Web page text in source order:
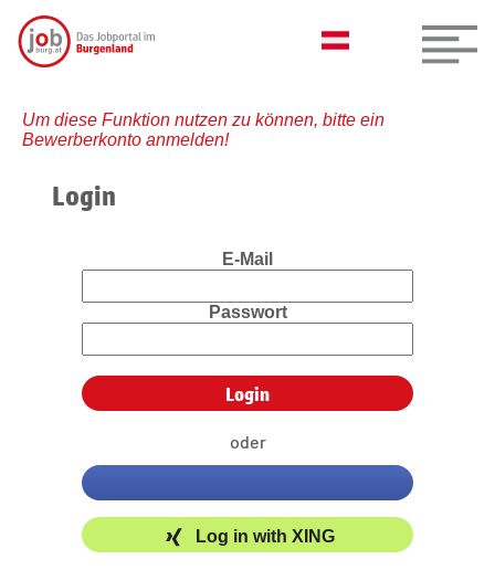
Um diese Funktion nutzen zu können, bitte ein
Bewerberkonto anmelden!
Login
E-Mail
Passwort
oder
Log in with XING